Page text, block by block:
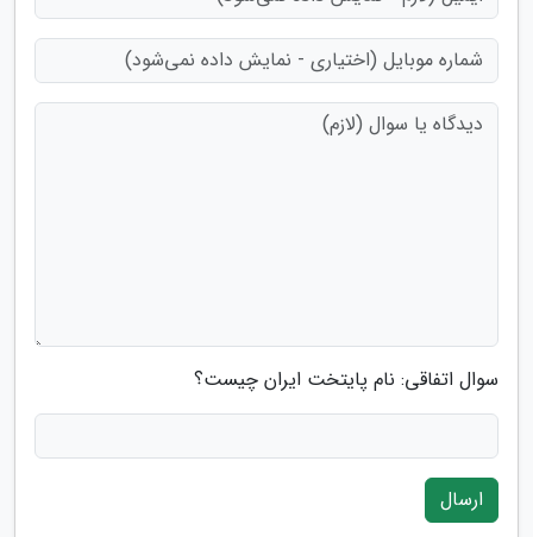
سوال اتفاقی: نام پایتخت ایران چیست؟
ارسال